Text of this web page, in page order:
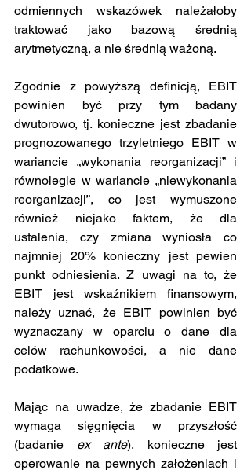
odmiennych wskazówek należałoby
traktować jako bazową średnią
arytmetyczną, a nie średnią ważoną.
Zgodnie z powyższą definicją, EBIT
powinien być przy tym badany
dwutorowo, tj. konieczne jest zbadanie
prognozowanego trzyletniego EBIT w
wariancie „wykonania reorganizacji” i
równolegle w wariancie „niewykonania
reorganizacji”, co jest wymuszone
również niejako faktem, że dla
ustalenia, czy zmiana wyniosła co
najmniej 20% konieczny jest pewien
punkt odniesienia. Z uwagi na to, że
EBIT jest wskaźnikiem finansowym,
należy uznać, że EBIT powinien być
wyznaczany w oparciu o dane dla
celów rachunkowości, a nie dane
podatkowe.
Mając na uwadze, że zbadanie EBIT
wymaga sięgnięcia w przyszłość
(badanie ex ante), konieczne jest
operowanie na pewnych założeniach i